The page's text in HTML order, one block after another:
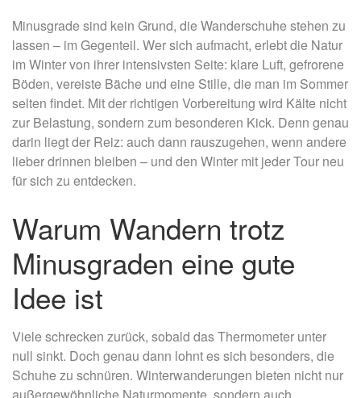
Minusgrade sind kein Grund, die Wanderschuhe stehen zu
lassen – im Gegenteil. Wer sich aufmacht, erlebt die Natur
im Winter von ihrer intensivsten Seite: klare Luft, gefrorene
Böden, vereiste Bäche und eine Stille, die man im Sommer
selten findet. Mit der richtigen Vorbereitung wird Kälte nicht
zur Belastung, sondern zum besonderen Kick. Denn genau
darin liegt der Reiz: auch dann rauszugehen, wenn andere
lieber drinnen bleiben – und den Winter mit jeder Tour neu
für sich zu entdecken.
Warum Wandern trotz
Minusgraden eine gute
Idee ist
Viele schrecken zurück, sobald das Thermometer unter
null sinkt. Doch genau dann lohnt es sich besonders, die
Schuhe zu schnüren. Winterwanderungen bieten nicht nur
außergewöhnliche Naturmomente, sondern auch